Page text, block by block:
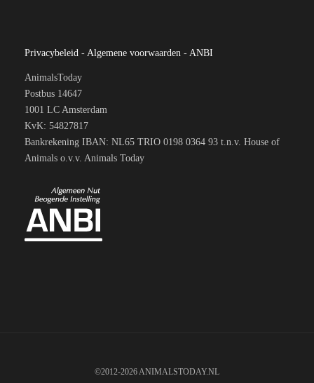
Privacybeleid - Algemene voorwaarden - ANBI
AnimalsToday
Postbus 14647
1001 LC Amsterdam
KvK: 54827817
Bankrekening IBAN: NL65 TRIO 0198 0364 93 t.n.v. House of
Animals o.v.v. Animals Today
©2012-2026 ANIMALSTODAY.NL